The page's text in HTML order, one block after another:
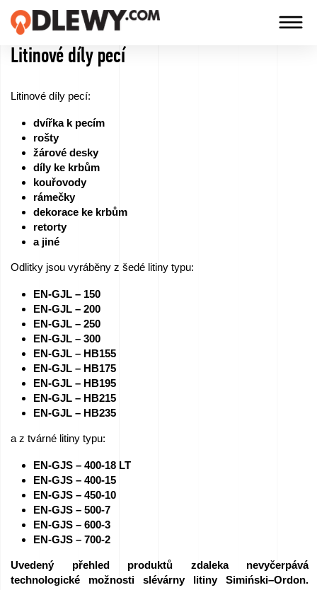
JAKOŚĆ
Firma
Technologie
produkty
Kariéra
–
Podejte
žádost
ihned!
Zařízení
k
prodeji
Granty
EU
Litinové díly pecí
Litinové díly pecí:
dvířka k pecím
rošty
žárové desky
díly ke krbům
kouřovody
rámečky
dekorace ke krbům
retorty
a jiné
Odlitky jsou vyráběny z šedé litiny typu:
EN-GJL – 150
EN-GJL – 200
EN-GJL – 250
EN-GJL – 300
EN-GJL – HB155
EN-GJL – HB175
EN-GJL – HB195
EN-GJL – HB215
EN-GJL – HB235
a z tvárné litiny typu:
EN-GJS – 400-18 LT
EN-GJS – 400-15
EN-GJS – 450-10
EN-GJS – 500-7
EN-GJS – 600-3
EN-GJS – 700-2
Uvedený přehled produktů zdaleka nevyčerpává
technologické možnosti slévárny litiny Simiński–Ordon.